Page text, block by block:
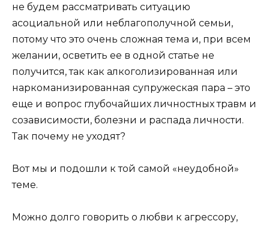
не будем рассматривать ситуацию
асоциальной или неблагополучной семьи,
потому что это очень сложная тема и, при всем
желании, осветить ее в одной статье не
получится, так как алкоголизированная или
наркоманизированная супружеская пара – это
еще и вопрос глубочайших личностных травм и
созависимости, болезни и распада личности.
Так почему не уходят?
Вот мы и подошли к той самой «неудобной»
теме.
Можно долго говорить о любви к агрессору,